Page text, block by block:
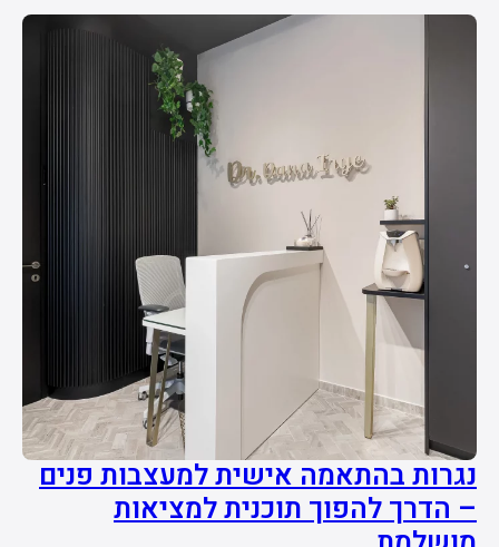
נגרות בהתאמה אישית למעצבות פנים
– הדרך להפוך תוכנית למציאות